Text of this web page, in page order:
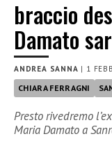
braccio
Damato
ANDREA SANNA | 1
CHIARA FERRAGNI
Presto rivedremo
Maria Damato a